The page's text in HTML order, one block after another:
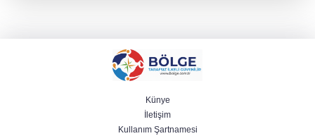
Künye
İletişim
Kullanım Şartnamesi